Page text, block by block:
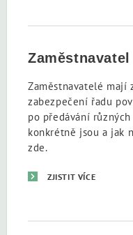
Zaměstnavatel
Zaměstnavatelé mají
zabezpečení řadu
po předávání
konkrétně jsou a jak
zde.
ZJISTIT VÍCE